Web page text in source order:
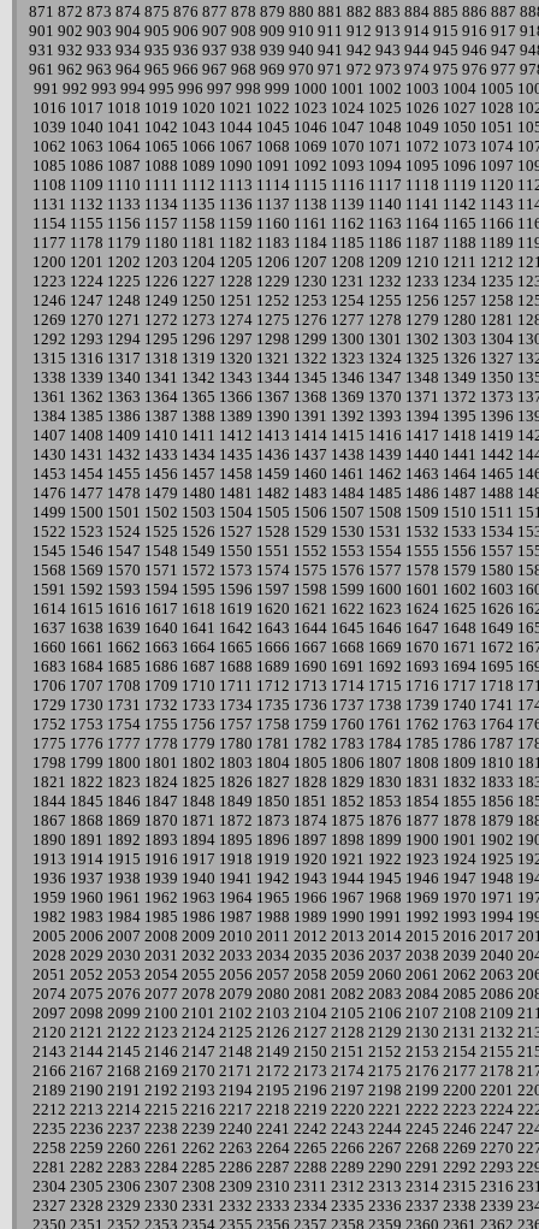
871 872 873 874 875 876 877 878 879 880 881 882 883 884 885 886 887
901 902 903 904 905 906 907 908 909 910 911 912 913 914 915 916 917
931 932 933 934 935 936 937 938 939 940 941 942 943 944 945 946 947
961 962 963 964 965 966 967 968 969 970 971 972 973 974 975 976 977
991 992 993 994 995 996 997 998 999 1000 1001 1002 1003 1004 1005
1016 1017 1018 1019 1020 1021 1022 1023 1024 1025 1026 1027 1028
1039 1040 1041 1042 1043 1044 1045 1046 1047 1048 1049 1050 1051
1062 1063 1064 1065 1066 1067 1068 1069 1070 1071 1072 1073 1074
1085 1086 1087 1088 1089 1090 1091 1092 1093 1094 1095 1096 1097
1108 1109 1110 1111 1112 1113 1114 1115 1116 1117 1118 1119 1120
1131 1132 1133 1134 1135 1136 1137 1138 1139 1140 1141 1142 1143
1154 1155 1156 1157 1158 1159 1160 1161 1162 1163 1164 1165 1166
1177 1178 1179 1180 1181 1182 1183 1184 1185 1186 1187 1188 1189
1200 1201 1202 1203 1204 1205 1206 1207 1208 1209 1210 1211 1212
1223 1224 1225 1226 1227 1228 1229 1230 1231 1232 1233 1234 1235
1246 1247 1248 1249 1250 1251 1252 1253 1254 1255 1256 1257 1258
1269 1270 1271 1272 1273 1274 1275 1276 1277 1278 1279 1280 1281
1292 1293 1294 1295 1296 1297 1298 1299 1300 1301 1302 1303 1304
1315 1316 1317 1318 1319 1320 1321 1322 1323 1324 1325 1326 1327
1338 1339 1340 1341 1342 1343 1344 1345 1346 1347 1348 1349 1350
1361 1362 1363 1364 1365 1366 1367 1368 1369 1370 1371 1372 1373
1384 1385 1386 1387 1388 1389 1390 1391 1392 1393 1394 1395 1396
1407 1408 1409 1410 1411 1412 1413 1414 1415 1416 1417 1418 1419
1430 1431 1432 1433 1434 1435 1436 1437 1438 1439 1440 1441 1442
1453 1454 1455 1456 1457 1458 1459 1460 1461 1462 1463 1464 1465
1476 1477 1478 1479 1480 1481 1482 1483 1484 1485 1486 1487 1488
1499 1500 1501 1502 1503 1504 1505 1506 1507 1508 1509 1510 1511
1522 1523 1524 1525 1526 1527 1528 1529 1530 1531 1532 1533 1534
1545 1546 1547 1548 1549 1550 1551 1552 1553 1554 1555 1556 1557
1568 1569 1570 1571 1572 1573 1574 1575 1576 1577 1578 1579 1580
1591 1592 1593 1594 1595 1596 1597 1598 1599 1600 1601 1602 1603
1614 1615 1616 1617 1618 1619 1620 1621 1622 1623 1624 1625 1626
1637 1638 1639 1640 1641 1642 1643 1644 1645 1646 1647 1648 1649
1660 1661 1662 1663 1664 1665 1666 1667 1668 1669 1670 1671 1672
1683 1684 1685 1686 1687 1688 1689 1690 1691 1692 1693 1694 1695
1706 1707 1708 1709 1710 1711 1712 1713 1714 1715 1716 1717 1718
1729 1730 1731 1732 1733 1734 1735 1736 1737 1738 1739 1740 1741
1752 1753 1754 1755 1756 1757 1758 1759 1760 1761 1762 1763 1764
1775 1776 1777 1778 1779 1780 1781 1782 1783 1784 1785 1786 1787
1798 1799 1800 1801 1802 1803 1804 1805 1806 1807 1808 1809 1810
1821 1822 1823 1824 1825 1826 1827 1828 1829 1830 1831 1832 1833
1844 1845 1846 1847 1848 1849 1850 1851 1852 1853 1854 1855 1856
1867 1868 1869 1870 1871 1872 1873 1874 1875 1876 1877 1878 1879
1890 1891 1892 1893 1894 1895 1896 1897 1898 1899 1900 1901 1902
1913 1914 1915 1916 1917 1918 1919 1920 1921 1922 1923 1924 1925
1936 1937 1938 1939 1940 1941 1942 1943 1944 1945 1946 1947 1948
1959 1960 1961 1962 1963 1964 1965 1966 1967 1968 1969 1970 1971
1982 1983 1984 1985 1986 1987 1988 1989 1990 1991 1992 1993 1994
2005 2006 2007 2008 2009 2010 2011 2012 2013 2014 2015 2016 2017
2028 2029 2030 2031 2032 2033 2034 2035 2036 2037 2038 2039 2040
2051 2052 2053 2054 2055 2056 2057 2058 2059 2060 2061 2062 2063
2074 2075 2076 2077 2078 2079 2080 2081 2082 2083 2084 2085 2086
2097 2098 2099 2100 2101 2102 2103 2104 2105 2106 2107 2108 2109
2120 2121 2122 2123 2124 2125 2126 2127 2128 2129 2130 2131 2132
2143 2144 2145 2146 2147 2148 2149 2150 2151 2152 2153 2154 2155
2166 2167 2168 2169 2170 2171 2172 2173 2174 2175 2176 2177 2178
2189 2190 2191 2192 2193 2194 2195 2196 2197 2198 2199 2200 2201
2212 2213 2214 2215 2216 2217 2218 2219 2220 2221 2222 2223 2224
2235 2236 2237 2238 2239 2240 2241 2242 2243 2244 2245 2246 2247
2258 2259 2260 2261 2262 2263 2264 2265 2266 2267 2268 2269 2270
2281 2282 2283 2284 2285 2286 2287 2288 2289 2290 2291 2292 2293
2304 2305 2306 2307 2308 2309 2310 2311 2312 2313 2314 2315 2316
2327 2328 2329 2330 2331 2332 2333 2334 2335 2336 2337 2338 2339
2350 2351 2352 2353 2354 2355 2356 2357 2358 2359 2360 2361 2362